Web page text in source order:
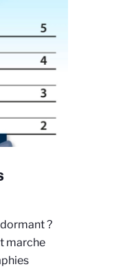
?
marche